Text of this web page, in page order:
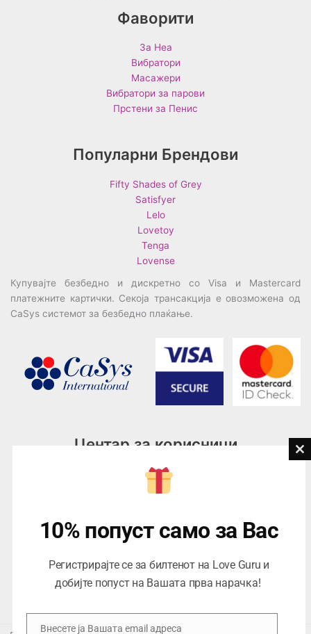
Фаворити
За Неа
Вибратори
Масажери
Вибратори за парови
Прстени за Пенис
Популарни Брендови
Fifty Shades of Grey
Satisfyer
Lelo
Lovetoy
Tenga
Lovense
Купувајте безбедно и дискретно со Visa и Mastercard
платежните картички. Секоја трансакција е овозможена од
CaSys системот за безбедно плаќање.
Центар за корисници
076945497; 076945498
contact@loveguru.mk
Саб – Нед: 10-18
10% попуст само за Вас
Регистрирајте се за билтенот на Love Guru и
добијте попуст на Вашата прва нарачка!
Внесете ја Вашата email адреса